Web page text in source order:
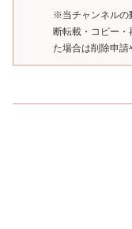
※当チャンネルの
断転載・コピー
た場合は削除申請